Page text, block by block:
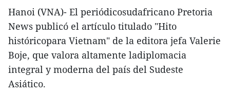
Hanoi (VNA)- El periódicosudafricano Pretoria
News publicó el artículo titulado "Hito
históricopara Vietnam" de la editora jefa Valerie
Boje, que valora altamente ladiplomacia
integral y moderna del país del Sudeste
Asiático.